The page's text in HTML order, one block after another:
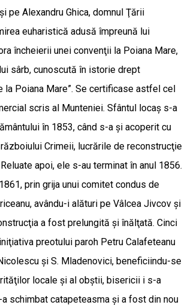
pe Alexandru Ghica, domnul Ţării
euharistică adusă împreună lui
încheierii unei convenţii la Poiana Mare,
sârb, cunoscută în istorie drept
la Poiana Mare”. Se certificase astfel cel
scris al Munteniei. Sfântul locaş s-a
în 1853, când s-a şi acoperit cu
Crimeii, lucrările de reconstrucţie
apoi, ele s-au terminat în anul 1856.
prin grija unui comitet condus de
avându-i alături pe Vâlcea Jivcov şi
a fost prelungită şi înălţată. Cinci
preotului paroh Petru Calafeteanu
şi S. Mladenovici, beneficiindu-se
locale şi al obştii, bisericii i s-a
schimbat catapeteasma şi a fost din nou